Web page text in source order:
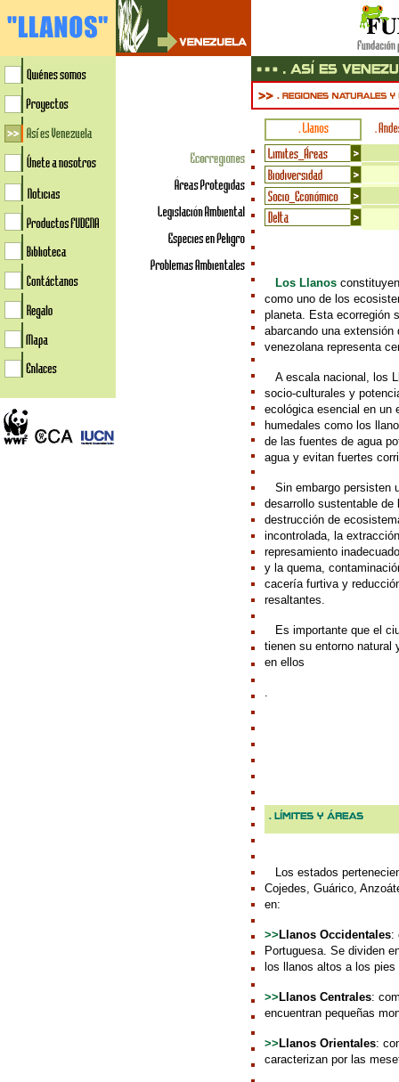
Los Llanos
como uno de los
planeta. Esta ecorregión
abarcando una extensión
venezolana representa
A escala nacional, los
socio-culturales y
ecológica esencial en un
humedales como los
de las fuentes de agua
agua y evitan fuertes
Sin embargo persisten
desarrollo sustentable de
destrucción de
incontrolada, la
represamiento
y la quema,
cacería furtiva y
resaltantes.
Es importante que el
tienen su entorno natural
en ellos
.
Los estados
Cojedes, Guárico,
en:
>> Llanos Occidentales:
Portuguesa. Se dividen
los llanos altos a los
>> Llanos Centrales:
encuentran pequeñas
>> Llanos Orientales:
caracterizan por las